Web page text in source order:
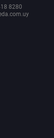
8280